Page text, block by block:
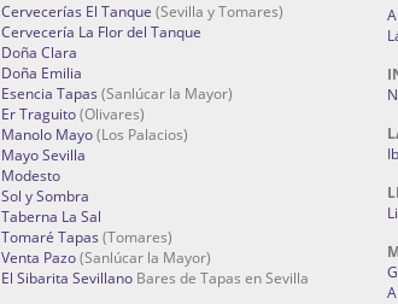
Cervecerías El Tanque (Sevilla y Tomares)
Cervecería La Flor del Tanque
Doña Clara
Doña Emilia
Esencia Tapas (Sanlúcar la Mayor)
Er Traguito(Olivares)
Manolo Mayo(Los Palacios)
Mayo Sevilla
Modesto
Sol y Sombra
Taberna La Sal
Tomaré Tapas (Tomares)
Venta Pazo(Sanlúcar la Mayor)
El Sibarita Sevillano Bares de Tapas en Sevilla